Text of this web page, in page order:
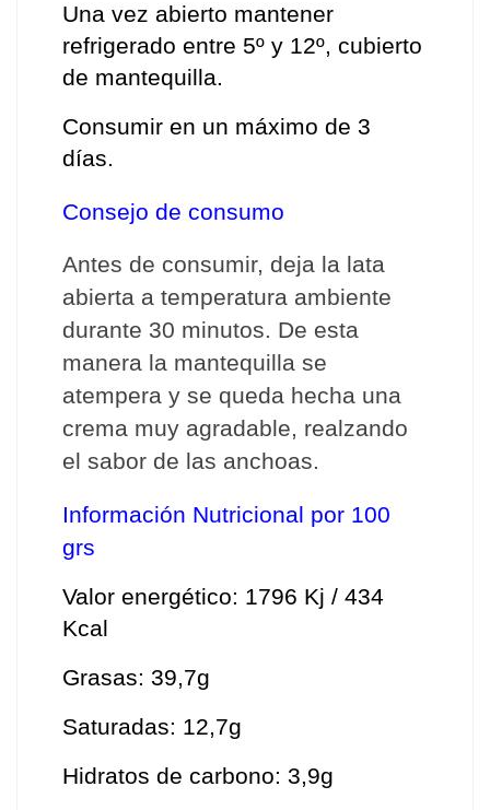
Una vez abierto mantener
refrigerado entre 5º y 12º, cubierto
de mantequilla.
Consumir en un máximo de 3
días.
Consejo de consumo
Antes de consumir, deja la lata
abierta a temperatura ambiente
durante 30 minutos. De esta
manera la mantequilla se
atempera y se queda hecha una
crema muy agradable, realzando
el sabor de las anchoas.
Información Nutricional por 100
grs
Valor energético: 1796 Kj / 434
Kcal
Grasas: 39,7g
Saturadas: 12,7g
Hidratos de carbono: 3,9g